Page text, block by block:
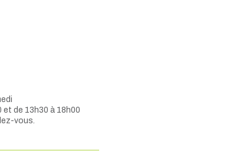
et de 13h30 à 18h00
vous.